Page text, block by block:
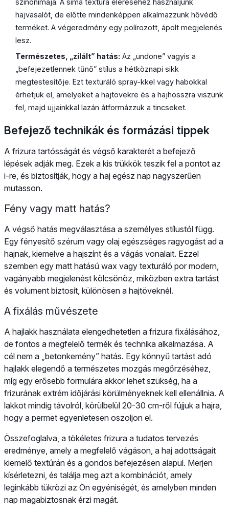
szinonimája. A sima textúra eléréséhez használjunk
hajvasalót, de előtte mindenképpen alkalmazzunk hővédő
terméket. A végeredmény egy polírozott, ápolt megjelenés
lesz.
Természetes, „zilált” hatás: Az „undone” vagyis a
„befejezetlennek tűnő” stílus a hétköznapi sikk
megtestesítője. Ezt texturáló spray-kkel vagy habokkal
érhetjük el, amelyeket a hajtövekre és a hajhosszra viszünk
fel, majd ujjainkkal lazán átformázzuk a tincseket.
Befejező technikák és formázási tippek
A frizura tartósságát és végső karakterét a befejező
lépések adják meg. Ezek a kis trükkök teszik fel a pontot az
i-re, és biztosítják, hogy a haj egész nap nagyszerűen
mutasson.
Fény vagy matt hatás?
A végső hatás megválasztása a személyes stílustól függ.
Egy fényesítő szérum vagy olaj egészséges ragyogást ad a
hajnak, kiemelve a hajszínt és a vágás vonalait. Ezzel
szemben egy matt hatású wax vagy texturáló por modern,
vagányabb megjelenést kölcsönöz, miközben extra tartást
és volument biztosít, különösen a hajtöveknél.
A fixálás művészete
A hajlakk használata elengedhetetlen a frizura fixálásához,
de fontos a megfelelő termék és technika alkalmazása. A
cél nem a „betonkemény” hatás. Egy könnyű tartást adó
hajlakk elegendő a természetes mozgás megőrzéséhez,
míg egy erősebb formulára akkor lehet szükség, ha a
frizurának extrém időjárási körülményeknek kell ellenállnia. A
lakkot mindig távolról, körülbelül 20-30 cm-ről fújjuk a hajra,
hogy a permet egyenletesen oszoljon el.
Összefoglalva, a tökéletes frizura a tudatos tervezés
eredménye, amely a megfelelő vágáson, a haj adottságait
kiemelő textúrán és a gondos befejezésen alapul. Merjen
kísérletezni, és találja meg azt a kombinációt, amely
leginkább tükrözi az Ön egyéniségét, és amelyben minden
nap magabiztosnak érzi magát.